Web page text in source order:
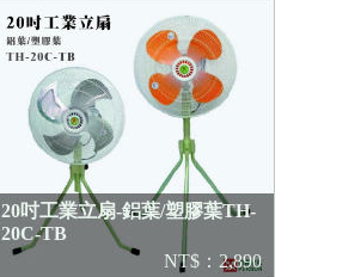
20吋工業立扇-鋁葉/塑膠葉TH-
20C-TB
NT$：2,890